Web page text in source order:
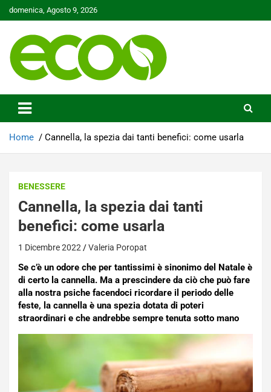
Skip
to
domenica, Agosto 9, 2026
Ecoo.it
Home Cannella, la spezia dai tanti benefici: come usarla
BENESSERE
Cannella, la spezia dai tanti
benefici: come usarla
1 Dicembre 2022 Valeria Poropat
Se c’è un odore che per tantissimi è sinonimo del Natale è
di certo la cannella. Ma a prescindere da ciò che può fare
alla nostra psiche facendoci ricordare il periodo delle
feste, la cannella è una spezia dotata di poteri
straordinari e che andrebbe sempre tenuta sotto mano